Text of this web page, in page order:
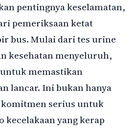
pentingnya keselamatan,
pemeriksaan ketat
bus. Mulai dari tes urine
kesehatan menyeluruh,
memastikan
lancar. Ini bukan hanya
serius untuk
yang kerap